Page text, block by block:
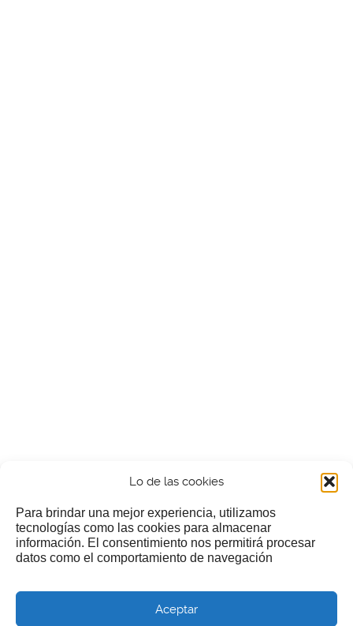
Lo de las cookies
Para brindar una mejor experiencia, utilizamos
tecnologías como las cookies para almacenar
información. El consentimiento nos permitirá procesar
datos como el comportamiento de navegación
Aceptar
¿Nos invitas a un cafecillo?
Si te gusta nuestra web puedes echar limosna a estos